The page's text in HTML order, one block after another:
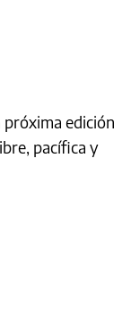
próxima edición
pacífica y